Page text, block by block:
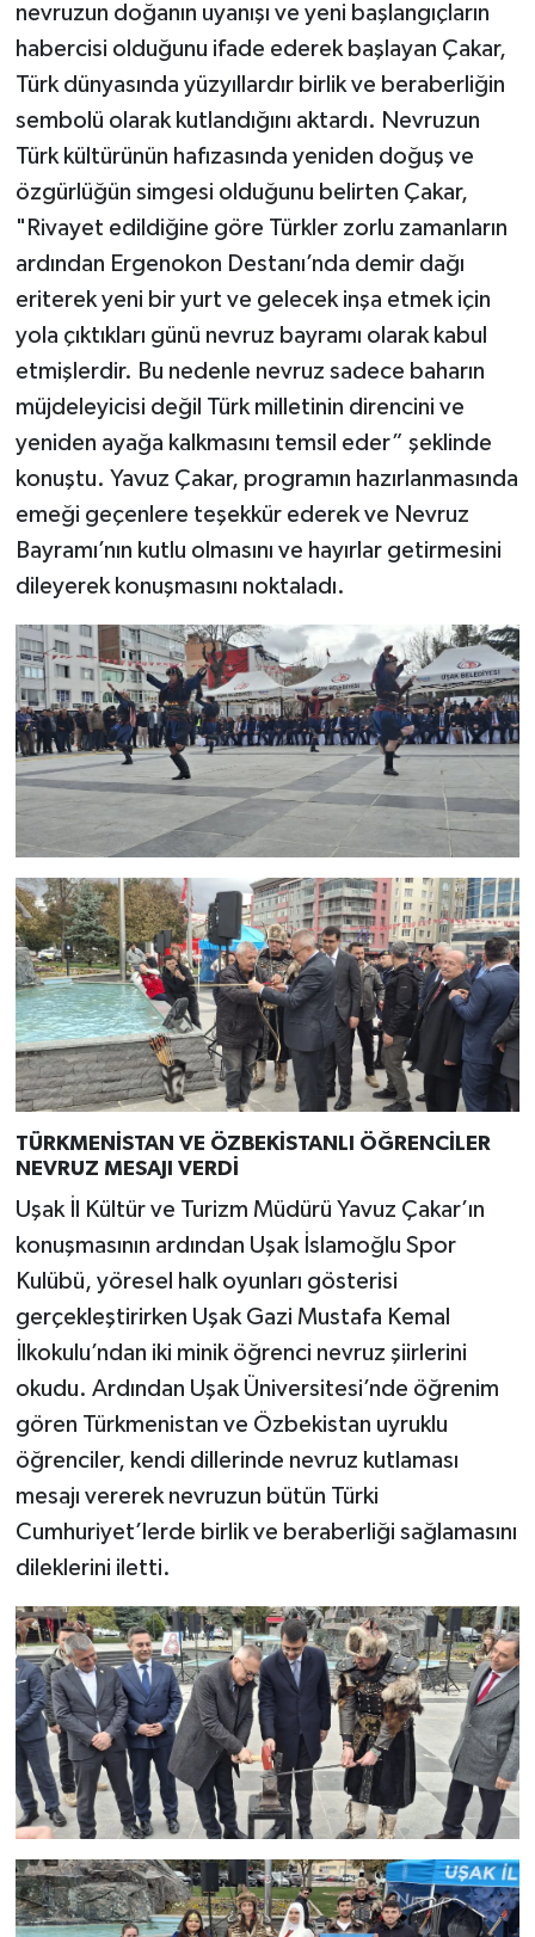
nevruzun doğanın uyanışı ve yeni başlangıçların
habercisi olduğunu ifade ederek başlayan Çakar,
Türk dünyasında yüzyıllardır birlik ve beraberliğin
sembolü olarak kutlandığını aktardı. Nevruzun
Türk kültürünün hafızasında yeniden doğuş ve
özgürlüğün simgesi olduğunu belirten Çakar,
"Rivayet edildiğine göre Türkler zorlu zamanların
ardından Ergenokon Destanı’nda demir dağı
eriterek yeni bir yurt ve gelecek inşa etmek için
yola çıktıkları günü nevruz bayramı olarak kabul
etmişlerdir. Bu nedenle nevruz sadece baharın
müjdeleyicisi değil Türk milletinin direncini ve
yeniden ayağa kalkmasını temsil eder” şeklinde
konuştu. Yavuz Çakar, programın hazırlanmasında
emeği geçenlere teşekkür ederek ve Nevruz
Bayramı’nın kutlu olmasını ve hayırlar getirmesini
dileyerek konuşmasını noktaladı.
TÜRKMENİSTAN VE ÖZBEKİSTANLI ÖĞRENCİLER
NEVRUZ MESAJI VERDİ
Uşak İl Kültür ve Turizm Müdürü Yavuz Çakar’ın
konuşmasının ardından Uşak İslamoğlu Spor
Kulübü, yöresel halk oyunları gösterisi
gerçekleştirirken Uşak Gazi Mustafa Kemal
İlkokulu’ndan iki minik öğrenci nevruz şiirlerini
okudu. Ardından Uşak Üniversitesi’nde öğrenim
gören Türkmenistan ve Özbekistan uyruklu
öğrenciler, kendi dillerinde nevruz kutlaması
mesajı vererek nevruzun bütün Türki
Cumhuriyet’lerde birlik ve beraberliği sağlamasını
dileklerini iletti.